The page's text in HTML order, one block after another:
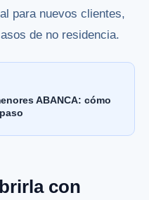
para nuevos clientes,
de no residencia.
ABANCA: cómo
con